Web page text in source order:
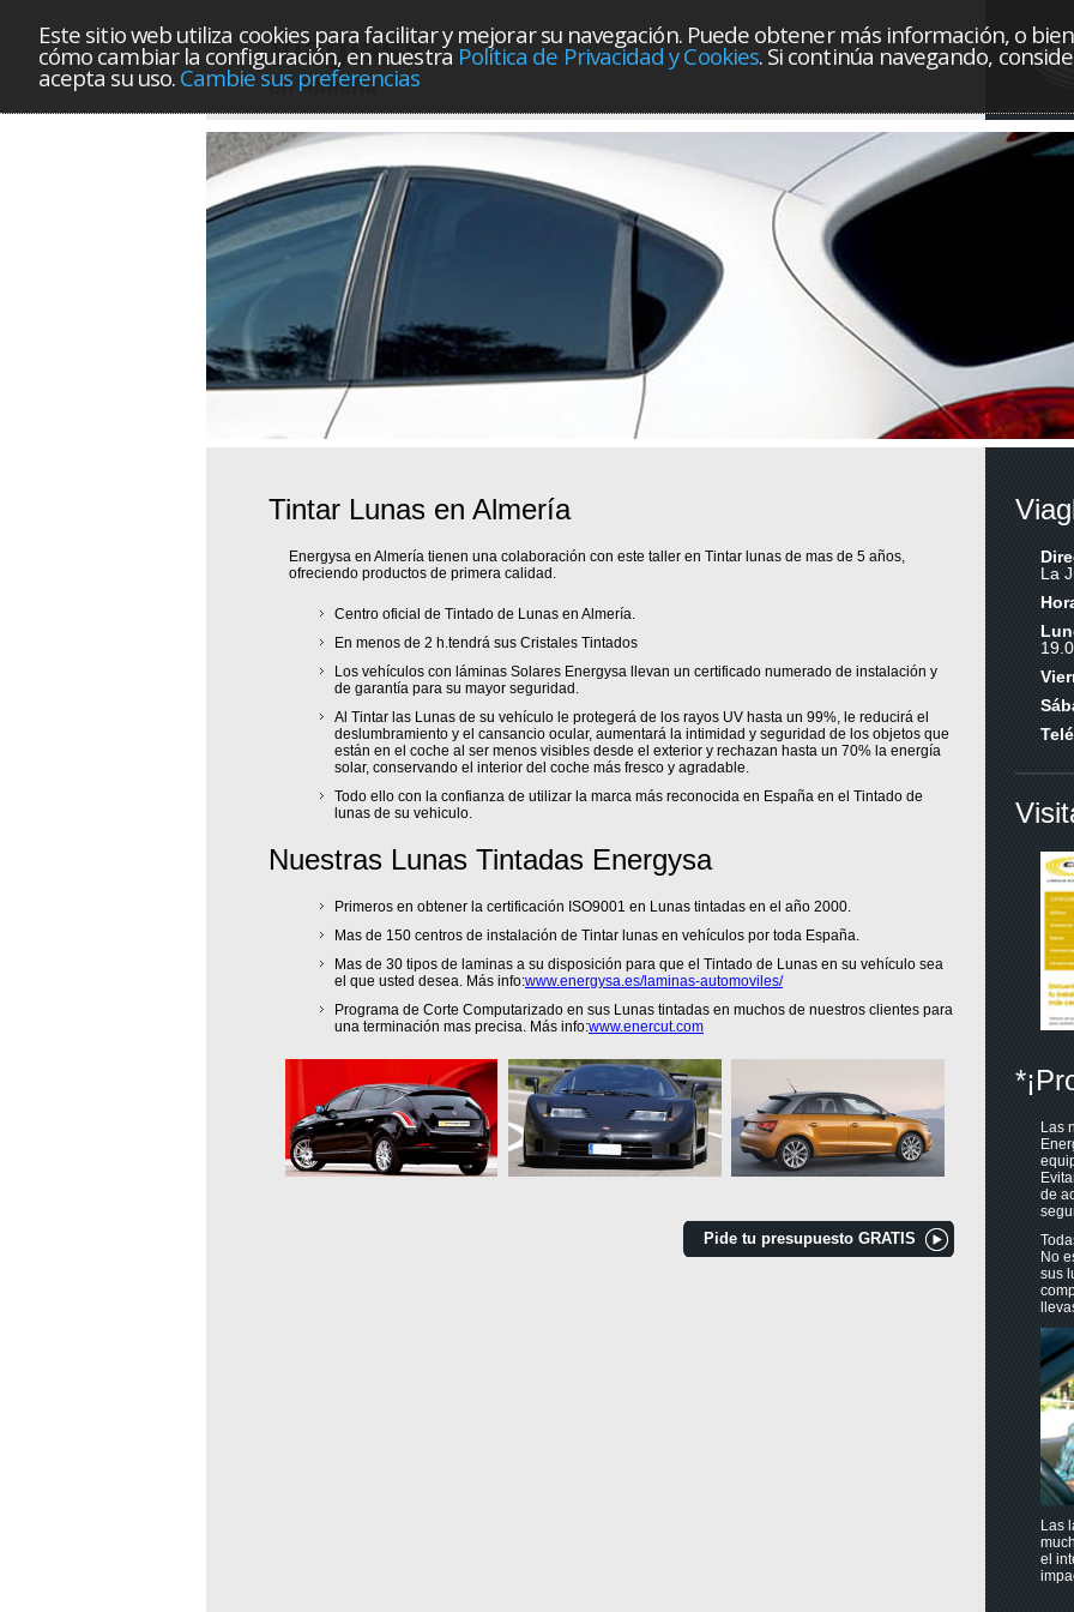
Este sitio web utiliza cookies para facilitar y mejorar su navegación. Puede obtener más información, o
cómo cambiar la configuración, en nuestra Política de Privacidad y Cookies. Si continúa navegando,
acepta su uso. Cambie sus preferencias
Viaglass
en Almería
Tintar Lunas en Almería
Energysa en Almería tienen una colaboración con este taller en Tintar lunas de mas de 5 años,
ofreciendo productos de primera calidad.
Centro oficial de Tintado de Lunas en Almería.
En menos de 2 h.tendrá sus Cristales Tintados
Los vehículos con láminas Solares Energysa llevan un certificado numerado de instalación y
de garantía para su mayor seguridad.
Al Tintar las Lunas de su vehículo le protegerá de los rayos UV hasta un 99%, le reducirá el
deslumbramiento y el cansancio ocular, aumentará la intimidad y seguridad de los objetos que
están en el coche al ser menos visibles desde el exterior y rechazan hasta un 70% la energía
solar, conservando el interior del coche más fresco y agradable.
Todo ello con la confianza de utilizar la marca más reconocida en España en el Tintado de
lunas de su vehiculo.
Nuestras Lunas Tintadas Energysa
Primeros en obtener la certificación ISO9001 en Lunas tintadas en el año 2000.
Mas de 150 centros de instalación de Tintar lunas en vehículos por toda España.
Mas de 30 tipos de laminas a su disposición para que el Tintado de Lunas en su vehículo sea
el que usted desea. Más info:www.energysa.es/laminas-automoviles/
Programa de Corte Computarizado en sus Lunas tintadas en muchos de nuestros clientes para
una terminación mas precisa. Más info:www.enercut.com
Pide tu presupuesto GRATIS
La
Las
de
No
sus
Las
el